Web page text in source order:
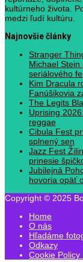
kultúrneho života.
medzi ľudí kultúru.
Najnovšie články
Stranger
Michael
seriálového
Kim Dracula
Fanúšikovia
The Legits
Uprising
reggae
Cibula Fest
splnený sen
Jazz Fest
prinesie
Jubilejná
hovoria opäť
Copyright © 2025
Home
O nás
Hľadáme
Odkazy
Cookie Policy